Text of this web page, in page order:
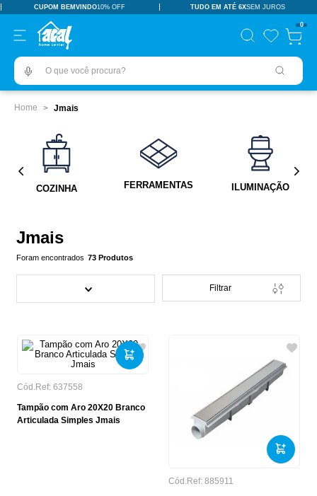
CUPOM BEMVINDO10% OFF TUDO EM ATÉ 6XSEM JUROS
0
O que você procura?
Jmais
COZINHA FERRAMENTAS ILUMINAÇÃO
Jmais
73 Produtos
Filtrar
Cód.Ref: 637558
Tampão com Aro 20X20 Branco
Articulada Simples Jmais
Cód.Ref: 885911
TERMOS MAIS BUSCADOS
pisos revestimentos
º ceramica
vaso sanitário
6 revestimento
9º porta
10º 18l